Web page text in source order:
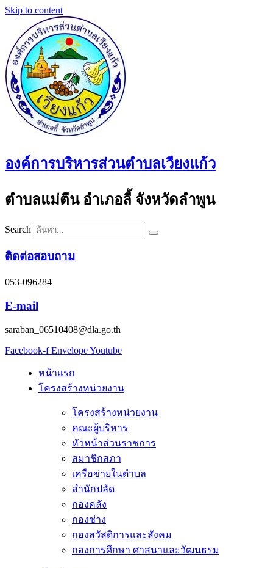
Skip to content
องค์การบริหารส่วนตำบลเวียงแก้ว
ตำบลแม่ตืน อำเภอลี้ จังหวัดลำพูน
Search
ติดต่อสอบถาม
053-096284
E-mail
saraban_06510408@dla.go.th
Facebook-f EnvelopeYoutube
หน้าแรก
โครงสร้างหน่วยงาน
โครงสร้างหน่วยงาน
คณะผู้บริหาร
หัวหน้าส่วนราชการ
สมาชิกสภา
เครือข่ายในตำบล
สำนักปลัด
กองคลัง
กองช่าง
กองสวัสดิการและสังคม
กองการศึกษา ศาสนาและวัฒนธรม